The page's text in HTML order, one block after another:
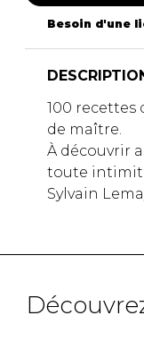
Besoin d'une
100 recettes
de maître.
À découvrir
toute
Sylvain